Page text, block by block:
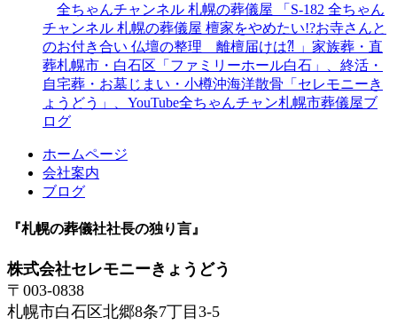
全ちゃんチャンネル 札幌の葬儀屋 「S-182 全ちゃん
チャンネル 札幌の葬儀屋 檀家をやめたい!?お寺さんと
のお付き合い 仏壇の整理 離檀届けは⁈ 」家族葬・直
葬札幌市・白石区「ファミリーホール白石」、終活・
自宅葬・お墓じまい・小樽沖海洋散骨「セレモニーき
ょうどう」、YouTube全ちゃんチャン札幌市葬儀屋ブ
ログ
ホームページ
会社案内
ブログ
『札幌の葬儀社社長の独り言』
株式会社セレモニーきょうどう
〒003-0838
札幌市白石区北郷8条7丁目3-5